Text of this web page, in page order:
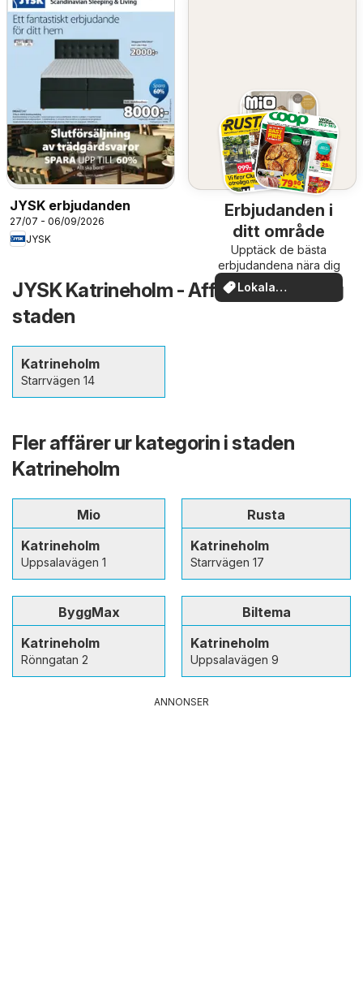
JYSK erbjudanden
27/07 - 06/09/2026
JYSK
Erbjudanden i
ditt område
Upptäck de bästa
erbjudandena nära dig
Lokala
erbjudanden
JYSK Katrineholm - Affärer i och kring
staden
Katrineholm
Starrvägen 14
Fler affärer ur kategorin i staden
Katrineholm
Mio
Katrineholm
Uppsalavägen 1
Rusta
Katrineholm
Starrvägen 17
ByggMax
Katrineholm
Rönngatan 2
Biltema
Katrineholm
Uppsalavägen 9
ANNONSER